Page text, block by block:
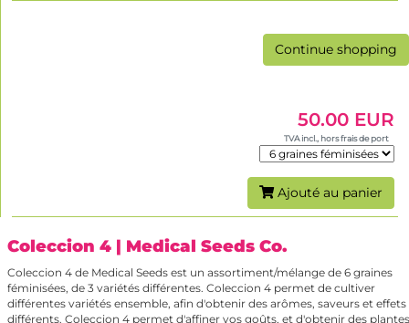
Continue shopping
50.00 EUR
TVA incl., hors frais de port
Ajouté au panier
Coleccion 4 | Medical Seeds Co.
Coleccion 4 de Medical Seeds est un assortiment/mélange de 6 graines
féminisées, de 3 variétés différentes. Coleccion 4 permet de cultiver
différentes variétés ensemble, afin d'obtenir des arômes, saveurs et effets
différents. Coleccion 4 permet d'affiner vos goûts, et d'obtenir des plantes